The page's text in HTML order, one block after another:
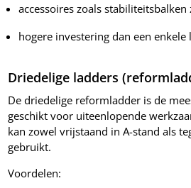
accessoires zoals
hogere investering dan een enkele
Driedelige ladders
De driedelige reformladder is de
geschikt voor uiteenlopende
kan zowel vrijstaand in A-stand als
gebruikt.
Voordelen: